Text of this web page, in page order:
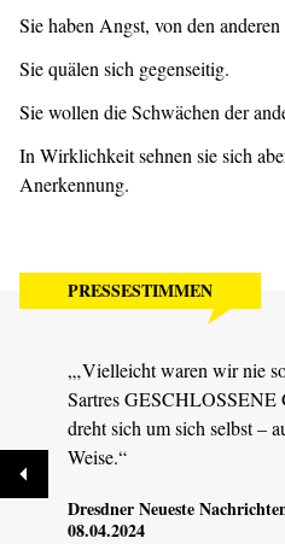
Sie haben Angst, von den
Sie quälen sich gegenseitig.
Sie wollen die Schwächen der
In Wirklichkeit sehnen sie sich
Anerkennung.
PRESSESTIMMEN
„‚Vielleicht waren wir nie
Sartres
dreht sich um sich selbst –
Weise.“
Dresdner Neueste
08.04.2024